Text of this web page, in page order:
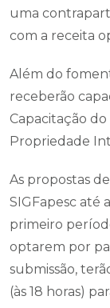
uma
com a receita
Além do
receberão
Capacitação
Propriedade
As propostas
SIGFapesc até
primeiro
optarem por
submissão,
(às 18 horas)